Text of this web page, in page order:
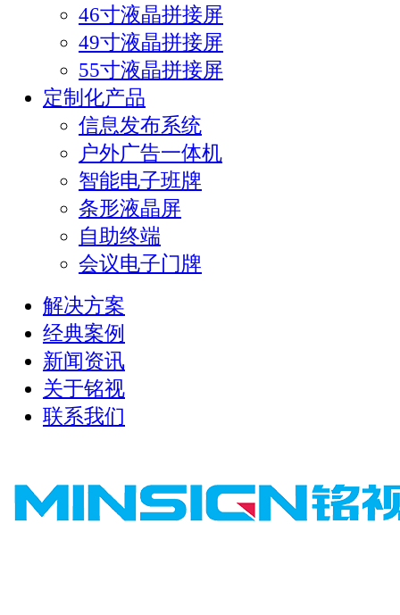
46寸液晶拼接屏
49寸液晶拼接屏
55寸液晶拼接屏
定制化产品
信息发布系统
户外广告一体机
智能电子班牌
条形液晶屏
自助终端
会议电子门牌
解决方案
经典案例
新闻资讯
关于铭视
联系我们